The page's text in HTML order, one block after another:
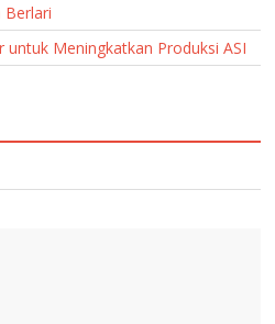
Berlari
untuk Meningkatkan Produksi ASI